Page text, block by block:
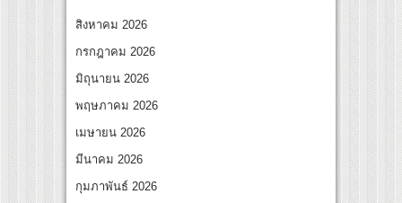
ษ์ ‘คุณยายวรนาฏ’ (INHERIT) เตรียมคายตะขาบหนังไทยในรอบปฐมทัศน์โลก ณ เท
สุดชีวิต โกนหัวรับบทแม่ชี นำทีมนักแสดงประชันความสยอง!
Her Rules ใต้เงาจันทรา” เปิดเคมี “อุ้ม–มีนา” ประกบคู่ครั้งสำคัญ ชวนแฟนปักหมุ
สิงหาคม 2026
กรกฎาคม 2026
มิถุนายน 2026
พฤษภาคม 2026
เมษายน 2026
มีนาคม 2026
กุมภาพันธ์ 2026